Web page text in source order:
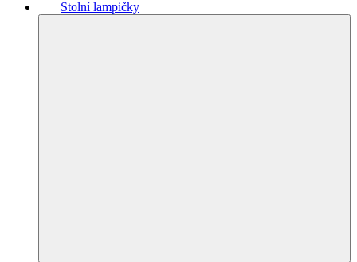
Stolní lampičky